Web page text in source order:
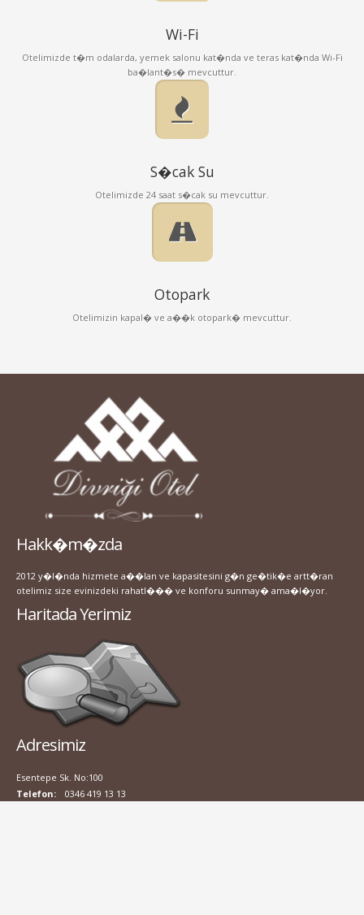
Wi-Fi
Otelimizde t�m odalarda, yemek salonu kat�nda ve teras kat�nda Wi-Fi
ba�lant�s� mevcuttur.
S�cak Su
Otelimizde 24 saat s�cak su mevcuttur.
Otopark
Otelimizin kapal� ve a��k otopark� mevcuttur.
Hakk�m�zda
2012 y�l�nda hizmete a��lan ve kapasitesini g�n ge�tik�e artt�ran
otelimiz size evinizdeki rahatl��� ve konforu sunmay� ama�l�yor.
Haritada Yerimiz
Adresimiz
Esentepe Sk. No:100
Telefon:
0346 419 13 13